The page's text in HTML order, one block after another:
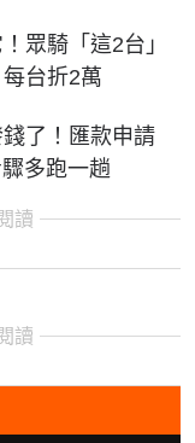
眾騎「這2台」
台折2萬
了！匯款申請
多跑一趟
讀
讀